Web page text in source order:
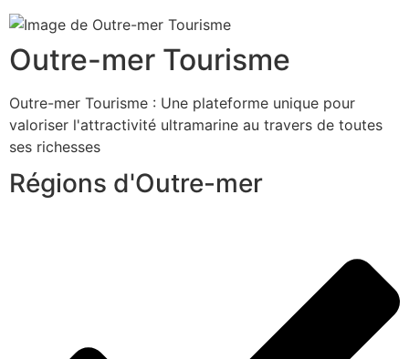
Outre-mer Tourisme
Outre-mer Tourisme : Une plateforme unique pour
valoriser l'attractivité ultramarine au travers de toutes
ses richesses
Régions d'Outre-mer